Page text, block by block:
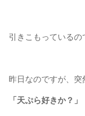
引きこもっているの
昨日なのですが、突
「天ぷら好きか？」